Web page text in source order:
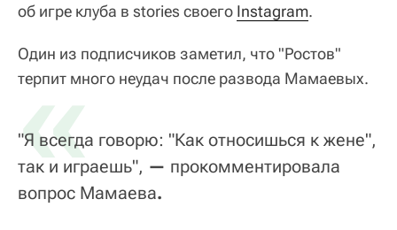
об игре клуба в stories своего Instagram.
Один из подписчиков заметил, что "Ростов"
терпит много неудач после развода Мамаевых.
«
"Я всегда говорю: "Как относишься к жене",
так и играешь", — прокомментировала
вопрос Мамаева.